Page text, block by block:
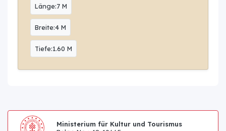
Länge:7 M
Breite:4 M
Tiefe:1.60 M
Ministerium für Kultur und Tourismus